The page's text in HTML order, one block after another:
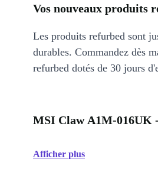
Vos nouveaux produits
Les produits refurbed sont
durables. Commandez dès
refurbed dotés de 30 jours
MSI Claw A1M-016UK
Afficher plus